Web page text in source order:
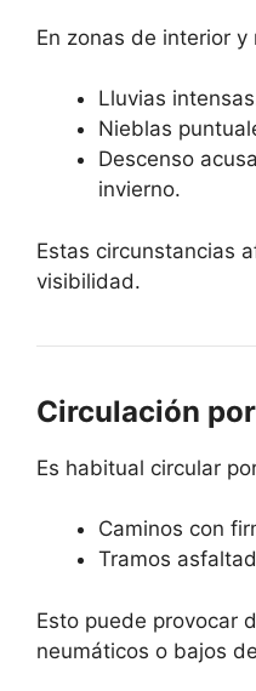
En zonas de interior
Lluvias
Nieblas
Descenso
invierno.
Estas circunstancias
visibilidad.
Circulación
Es habitual circular
Caminos con
Tramos
Esto puede provocar
neumáticos o bajos